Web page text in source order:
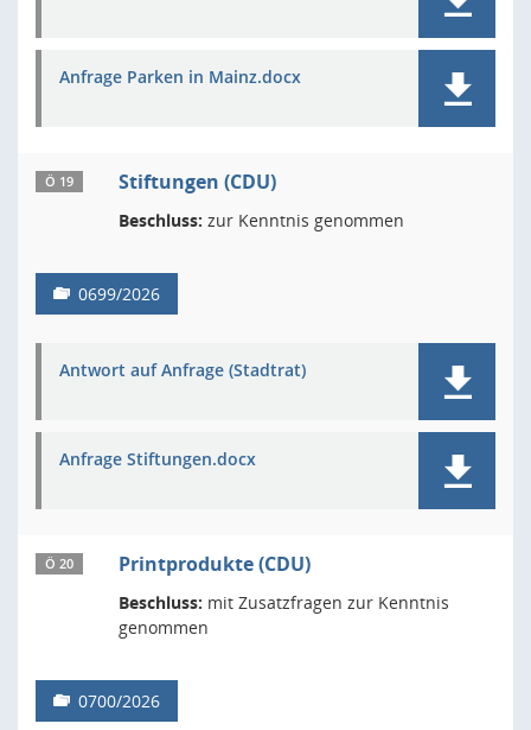
Anfrage Parken in Mainz.docx
Ö 19 Stiftungen (CDU)
Beschluss: zur Kenntnis genommen
0699/2026
Antwort auf Anfrage (Stadtrat)
Anfrage Stiftungen.docx
Ö 20 Printprodukte (CDU)
Beschluss: mit Zusatzfragen zur Kenntnis
genommen
0700/2026